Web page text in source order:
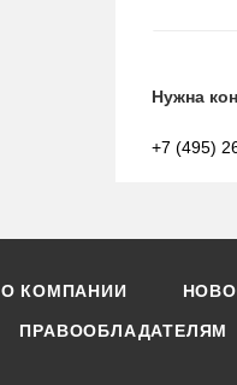
Нужна
+7 (495)
О КОМПАНИИ
ПРАВООБЛАДАТЕЛЯМ